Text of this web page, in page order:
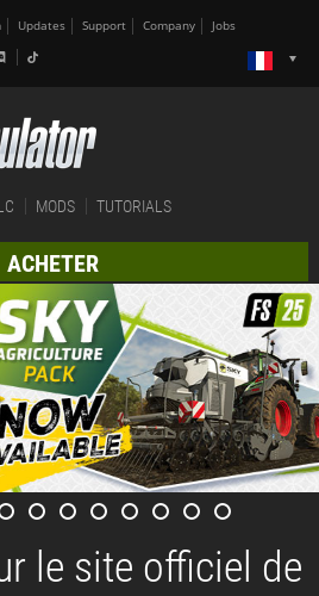
Updates Support Company Jobs
MODS TUTORIALS
ACHETER
le site officiel de